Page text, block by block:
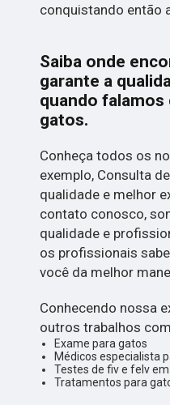
conquistando então
Saiba onde
garante a
quando falamos
gatos.
Conheça todos os
exemplo, Consulta
qualidade e melhor
contato conosco,
qualidade e
os profissionais
você da melhor
Conhecendo nossa
outros trabalhos
Exame para gatos
Médicos especialista
Testes de fiv e felv
Tratamentos para